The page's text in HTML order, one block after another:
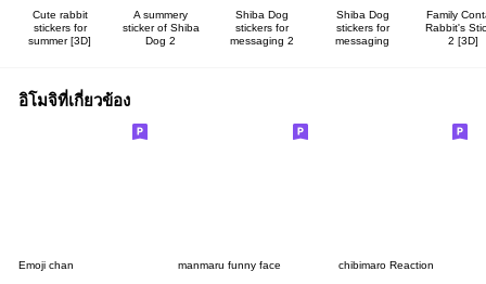
Cute rabbit
stickers for
summer [3D]
A summery
sticker of Shiba
Dog 2
Shiba Dog
stickers for
messaging 2
Shiba Dog
stickers for
messaging
Family
Rabbit's
2 [3D]
อิโมจิที่เกี่ยวข้อง
Emoji chan manmaru funny face chibimaro Reaction